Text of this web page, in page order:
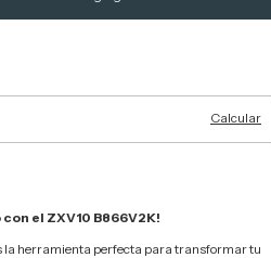
Calcular
el ZXV10 B866V2K!
la herramienta perfecta para transformar tu